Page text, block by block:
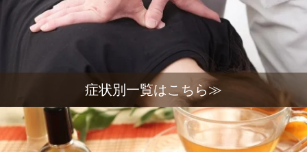
症状別一覧はこちら≫